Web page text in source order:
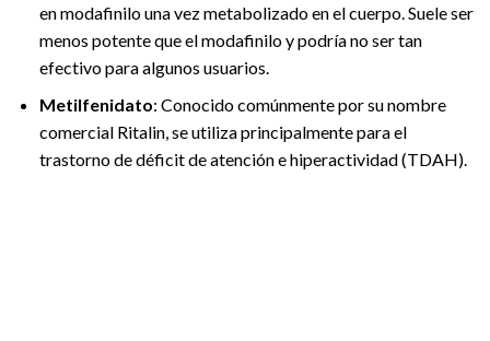
en modafinilo una vez metabolizado en el cuerpo. Suele ser
menos potente que el modafinilo y podría no ser tan
efectivo para algunos usuarios.
Metilfenidato: Conocido comúnmente por su nombre
comercial Ritalin, se utiliza principalmente para el
trastorno de déficit de atención e hiperactividad (TDAH).